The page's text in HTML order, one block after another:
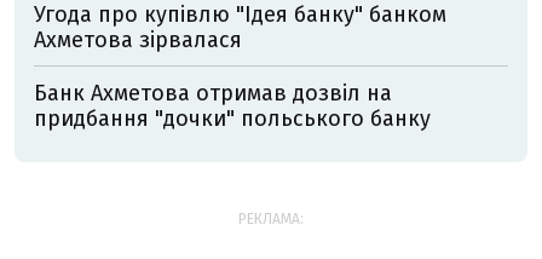
Угода про купівлю "Ідея банку" банком
Ахметова зірвалася
Банк Ахметова отримав дозвіл на
придбання "дочки" польського банку
РЕКЛАМА: